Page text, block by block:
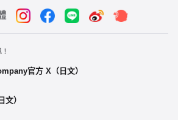
官方 X（日文）
文）